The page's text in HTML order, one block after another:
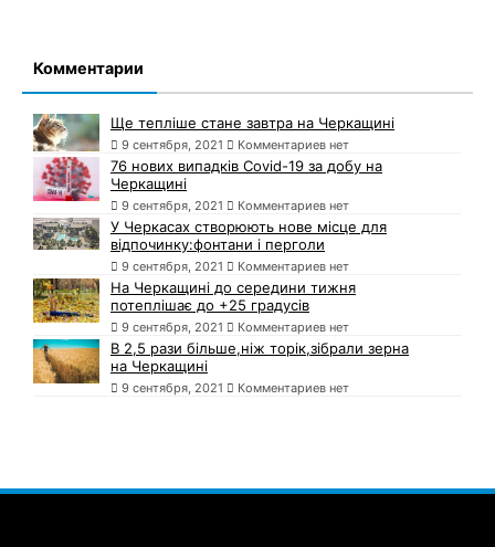
Комментарии
Ще тепліше стане завтра на Черкащині
9 сентября, 2021 Комментариев нет
76 нових випадків Covid-19 за добу на
Черкащині
9 сентября, 2021 Комментариев нет
У Черкасах створюють нове місце для
відпочинку:фонтани і перголи
9 сентября, 2021 Комментариев нет
На Черкащині до середини тижня
потеплішає до +25 градусів
9 сентября, 2021 Комментариев нет
В 2,5 рази більше,ніж торік,зібрали зерна
на Черкащині
9 сентября, 2021 Комментариев нет